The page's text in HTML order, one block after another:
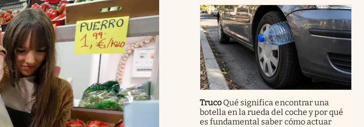
Truco Qué significa encontrar una
botella en la rueda del coche y por qué
es fundamental saber cómo actuar